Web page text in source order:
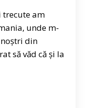
trecute am
unde m-
din
să văd că și la